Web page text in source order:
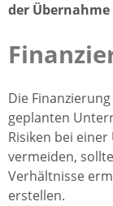
der Übernahme
Die
geplanten
Risiken bei
vermeiden,
Verhältnisse
erstellen.